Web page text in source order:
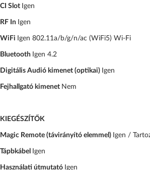
CI Slot Igen
RF In Igen
WiFi Igen 802.11a/b/g/n/ac (WiFi5) Wi-Fi
Bluetooth Igen 4.2
Digitális Audió kimenet (optikai) Igen
Fejhallgató kimenet Nem
KIEGÉSZÍTŐK
Magic Remote (távirányító elemmel) Igen /
Tápbkábel Igen
Használati útmutató Igen